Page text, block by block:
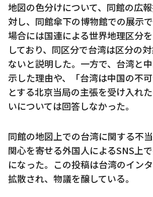
地図の色分けについて、同館の広
対し、同館傘下の博物館での展示
場合には国連による世界地理区分
しており、同区分で台湾は区分の
ないと説明した。一方で、台湾と
示した理由や、「台湾は中国の不
とする北京当局の主張を受け入れ
いについては回答しなかった。
同館の地図上での台湾に関する不
関心を寄せる外国人によるSNS上
になった。この投稿は台湾のイン
拡散され、物議を醸している。